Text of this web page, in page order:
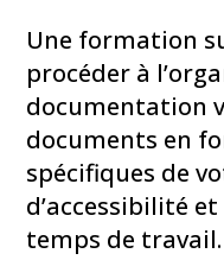
Une formation
procéder à
documentation
documents en
spécifiques de
d’accessibilité
temps de travail.